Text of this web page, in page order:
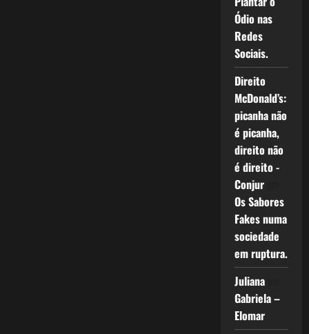
Ódio nas
Redes
Sociais.
Direito
McDonald’s:
picanha não
é picanha,
direito não
é direito -
Conjurem
Os Sabores
Fakes numa
sociedade
em ruptura.
Julianaem
Gabriela –
Elomar